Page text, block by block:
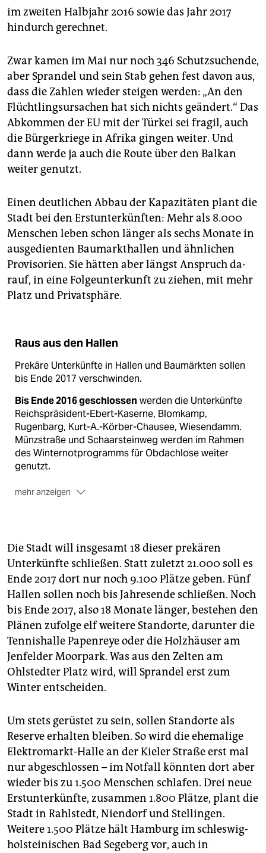
im zweiten Halbjahr 2016 sowie das Jahr 2017
hindurch gerechnet.
Zwar kamen im Mai nur noch 346 Schutzsuchende,
aber Sprandel und sein Stab gehen fest davon aus,
dass die Zahlen wieder steigen werden: „An den
Flüchtlingsursachen hat sich nichts geändert.“ Das
Abkommen der EU mit der Türkei sei fragil, auch
die Bürgerkriege in Afrika gingen weiter. Und
dann werde ja auch die Route über den Balkan
weiter genutzt.
Einen deutlichen Abbau der Kapazitäten plant die
Stadt bei den Erstunterkünften: Mehr als 8.000
Menschen leben schon länger als sechs Monate in
ausgedienten Baumarkthallen und ähnlichen
Provisorien. Sie hätten aber längst Anspruch da­
rauf, in eine Folgeunterkunft zu ziehen, mit mehr
Platz und Privatsphäre.
Raus aus den Hallen
Prekäre Unterkünfte in Hallen und Baumärkten sollen
bis Ende 2017 verschwinden.
Bis Ende 2016 geschlossenwerden die Unterkünfte
Reichspräsident-Ebert-Kaserne, Blomkamp,
Rugenbarg, Kurt-A.-Körber-Chausee, Wiesendamm.
Münzstraße und Schaarsteinweg werden im Rahmen
des Winternotprogramms für Obdachlose weiter
genutzt.
mehr anzeigen
Wiesendamm II, Oktaviostraße, Jenfelder Moorpark
und Ohlstedter Platz dicht.
Notreserve:Wendenstraße, Hellmesberger Weg,
Bredowstraße, Kieler Straße.
Die Stadt will insgesamt 18 dieser prekären
Unterkünfte schließen. Statt zuletzt 21.000 soll es
Ende 2017 dort nur noch 9.100 Plätze geben. Fünf
Hallen sollen noch bis Jahresende schließen. Noch
bis Ende 2017, also 18 Monate länger, bestehen den
Plänen zufolge elf weitere Standorte, darunter die
Tennishalle Papenreye oder die Holzhäuser am
Jenfelder Moorpark. Was aus den Zelten am
Ohlstedter Platz wird, will Sprandel erst zum
Winter entscheiden.
Um stets gerüstet zu sein, sollen Standorte als
Reserve erhalten bleiben. So wird die ehemalige
Elektromarkt-Halle an der Kieler Straße erst mal
nur abgeschlossen – im Notfall könnten dort aber
wieder bis zu 1.500 Menschen schlafen. Drei neue
Erstunterkünfte, zusammen 1.800 Plätze, plant die
Stadt in Rahlstedt, Niendorf und Stellingen.
Weitere 1.500 Plätze hält Hamburg im schleswig-
holsteinischen Bad Segeberg vor, auch in